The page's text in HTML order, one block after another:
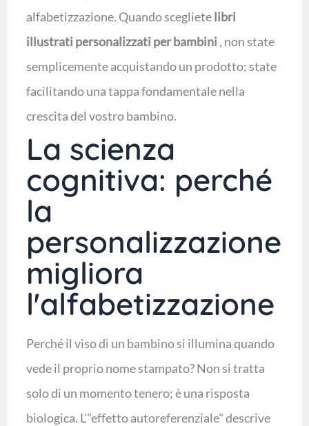
alfabetizzazione. Quando sceglietelibri
illustrati personalizzati per bambini , non state
semplicemente acquistando un prodotto; state
facilitando una tappa fondamentale nella
crescita del vostro bambino.
La scienza
cognitiva: perché
la
personalizzazione
migliora
l'alfabetizzazione
Perché il viso di un bambino si illumina quando
vede il proprio nome stampato? Non si tratta
solo di un momento tenero; è una risposta
biologica. L'"effetto autoreferenziale" descrive